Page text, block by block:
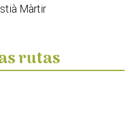
Màrtir
rutas